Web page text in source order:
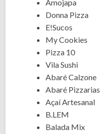
Amojapa
Donna Pizza
E!Sucos
My Cookies
Pizza 10
Vila Sushi
Abaré Calzone
Abaré Pizzarias
Açaí Artesanal
B.LEM
Balada Mix